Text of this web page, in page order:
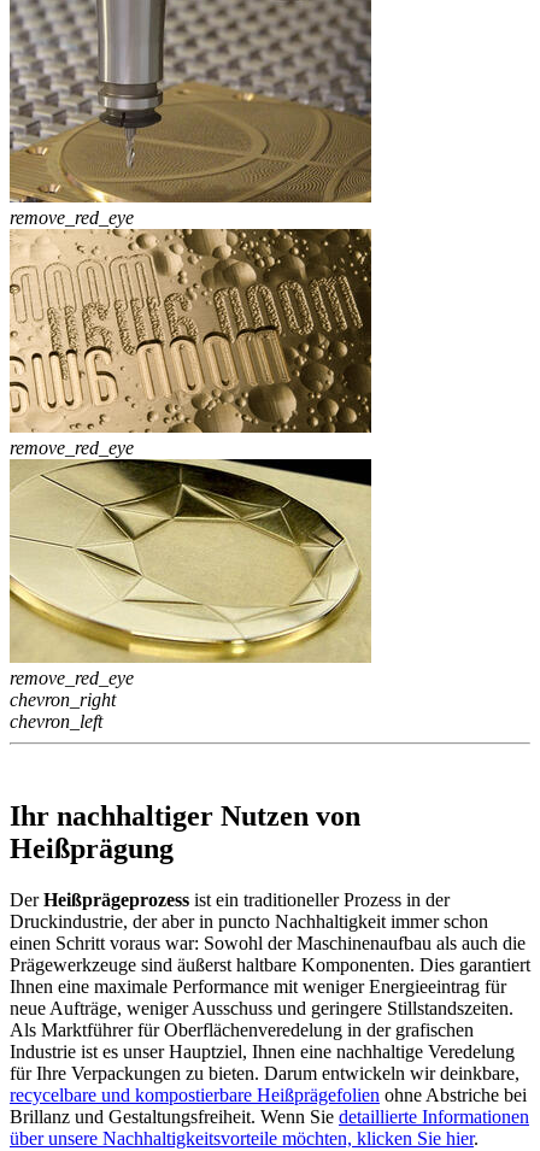
remove_red_eye
remove_red_eye
remove_red_eye
chevron_right
chevron_left
Ihr nachhaltiger Nutzen von
Heißprägung
DerHeißprägeprozess ist ein traditioneller Prozess in der
Druckindustrie, der aber in puncto Nachhaltigkeit immer schon
einen Schritt voraus war: Sowohl der Maschinenaufbau als auch die
Prägewerkzeuge sind äußerst haltbare Komponenten. Dies garantiert
Ihnen eine maximale Performance mit weniger Energieeintrag für
neue Aufträge, weniger Ausschuss und geringere Stillstandszeiten.
Als Marktführer für Oberflächenveredelung in der grafischen
Industrie ist es unser Hauptziel, Ihnen eine nachhaltige Veredelung
für Ihre Verpackungen zu bieten. Darum entwickeln wir deinkbare,
recycelbare und kompostierbare Heißprägefolien ohne Abstriche bei
Brillanz und Gestaltungsfreiheit. Wenn Sie detaillierte Informationen
über unsere Nachhaltigkeitsvorteile möchten, klicken Sie hier.